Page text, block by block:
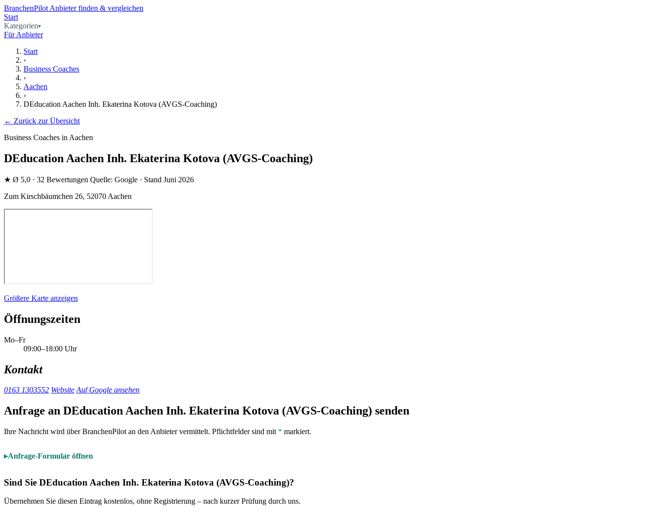
BranchenPilot Anbieter finden & vergleichen
Start
Kategorien
Für Anbieter
Start
›
Business Coaches
›
Aachen
›
DEducation Aachen Inh. Ekaterina Kotova (AVGS-Coaching)
← Zurück zur Übersicht
Business Coaches in Aachen
DEducation Aachen Inh. Ekaterina Kotova (AVGS-Coaching)
★ Ø 5,0 · 32 Bewertungen Quelle: Google · Stand Juni 2026
Zum Kirschbäumchen 26, 52070 Aachen
Größere Karte anzeigen
Öffnungszeiten
Mo–Fr
09:00–18:00 Uhr
Kontakt
0163 1303552 Website Auf Google ansehen
Anfrage an DEducation Aachen Inh. Ekaterina Kotova (AVGS-Coaching) senden
Ihre Nachricht wird über BranchenPilot an den Anbieter vermittelt. Pflichtfelder sind mit * markiert.
Anfrage-Formular öffnen
Sind Sie DEducation Aachen Inh. Ekaterina Kotova (AVGS-Coaching)?
Übernehmen Sie diesen Eintrag kostenlos, ohne Registrierung – nach kurzer Prüfung durch uns.